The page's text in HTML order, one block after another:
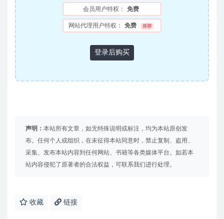
会员用户特权： 免费
网站代理用户特权： 免费 推荐
登录后购买
声明： 本站所有文章，如无特殊说明或标注，均为本站原创发
布。任何个人或组织，在未征得本站同意时，禁止复制、盗用、
采集、发布本站内容到任何网站、书籍等各类媒体平台。如若本
站内容侵犯了原著者的合法权益，可联系我们进行处理。
收藏 链接